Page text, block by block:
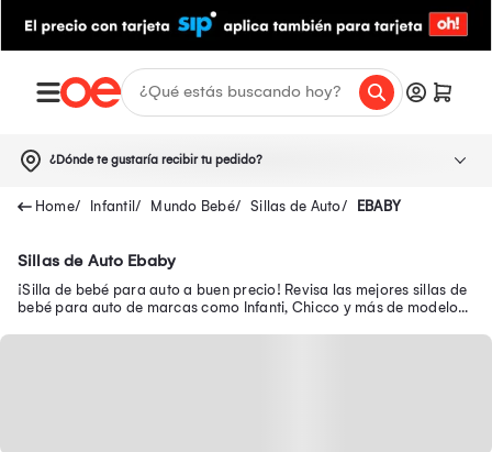
¿Dónde te gustaría recibir tu pedido?
Infantil Mundo Bebé Sillas de Auto EBABY
Sillas de Auto Ebaby
¡Silla de bebé para auto a buen precio! Revisa las mejores sillas de
bebé para auto de marcas como Infanti, Chicco y más de modelo